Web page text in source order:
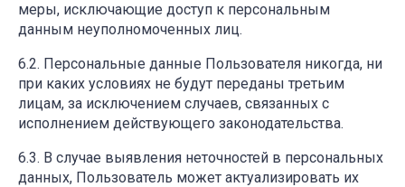
меры, исключающие доступ к персональным
данным неуполномоченных лиц.
Персональные данные Пользователя никогда, ни
при каких условиях не будут переданы третьим
лицам, за исключением случаев, связанных с
исполнением действующего законодательства.
В случае выявления неточностей в персональных
данных, Пользователь может актуализировать их